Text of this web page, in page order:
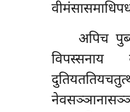
अपिच
विपस्सनाय